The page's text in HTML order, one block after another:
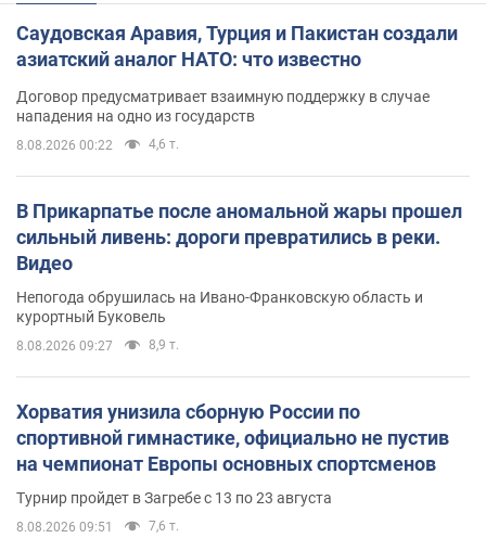
Саудовская Аравия, Турция и Пакистан создали
азиатский аналог НАТО: что известно
Договор предусматривает взаимную поддержку в случае
нападения на одно из государств
8.08.2026 00:22 4,6 т.
В Прикарпатье после аномальной жары прошел
сильный ливень: дороги превратились в реки.
Видео
Непогода обрушилась на Ивано-Франковскую область и
курортный Буковель
8.08.2026 09:27 8,9 т.
Хорватия унизила сборную России по
спортивной гимнастике, официально не пустив
на чемпионат Европы основных спортсменов
Турнир пройдет в Загребе с 13 по 23 августа
8.08.2026 09:51 7,6 т.